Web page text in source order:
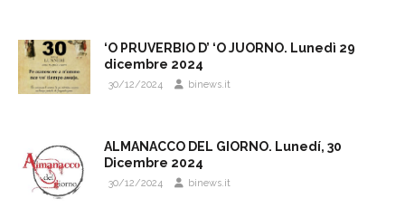
‘O PRUVERBIO D’ ‘O JUORNO. Lunedì 29
dicembre 2024
30/12/2024 binews.it
ALMANACCO DEL GIORNO. Lunedí, 30
Dicembre 2024
30/12/2024 binews.it